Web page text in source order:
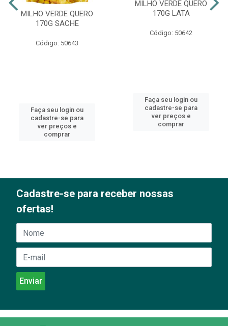
MILHO VERDE QUERO
170G SACHE
Código: 50643
Faça seu login ou
cadastre-se para
ver preços e
comprar
MILHO VERDE QUERO
170G LATA
Código: 50642
Faça seu login ou
cadastre-se para
ver preços e
comprar
Cadastre-se para receber nossas
ofertas!